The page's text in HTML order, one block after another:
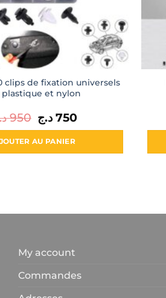
clips de fixation universels
plastique et nylon
950 Le
prix
initial
était :
750 د.ج Le
actuel
AU PANIER
My account
Commandes